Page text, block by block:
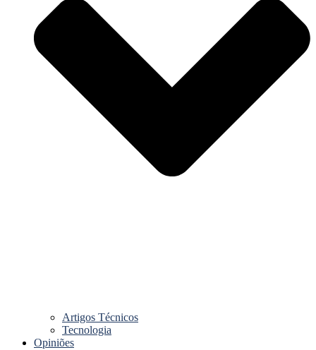
Artigos Técnicos
Tecnologia
Opiniões